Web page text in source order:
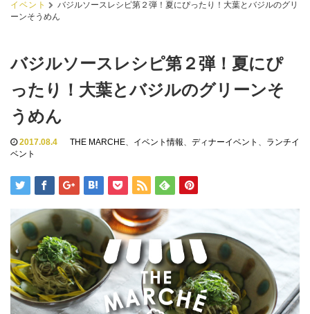
イベント
バジルソースレシピ第２弾！夏にぴったり！大葉とバジルのグリ
ーンそうめん
バジルソースレシピ第２弾！夏にぴ
ったり！大葉とバジルのグリーンそ
うめん
2017.08.4 THE MARCHE、 イベント情報、 ディナーイベント 、 ランチイ
ベント